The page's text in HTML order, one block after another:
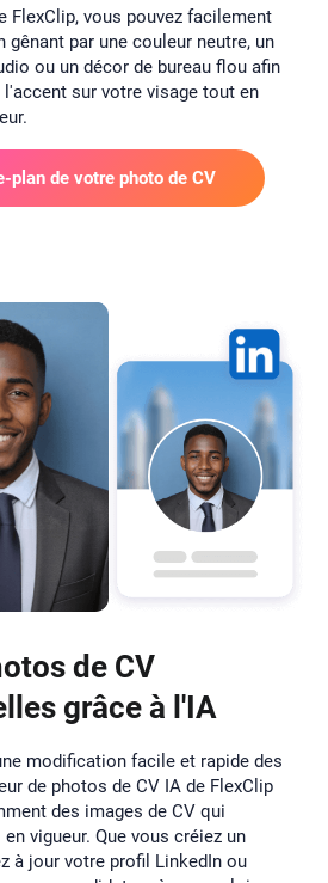
FlexClip, vous pouvez facilement
gênant par une couleur neutre, un
ou un décor de bureau flou afin
sur votre visage tout en
plan de votre photo de CV
de CV
grâce à l'IA
modification facile et rapide des
de photos de CV IA de FlexClip
des images de CV qui
vigueur. Que vous créiez un
à jour votre profil LinkedIn ou